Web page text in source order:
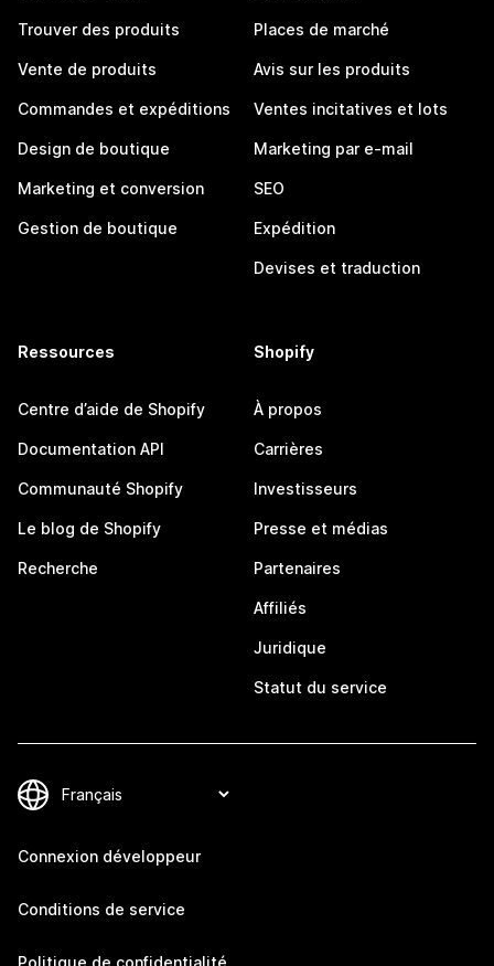
Trouver des produits
Vente de produits
Commandes et expéditions
Design de boutique
Marketing et conversion
Gestion de boutique
Places de marché
Avis sur les produits
Ventes incitatives et lots
Marketing par e-mail
SEO
Expédition
Devises et traduction
Ressources
Centre d’aide de Shopify
Documentation API
Communauté Shopify
Le blog de Shopify
Recherche
Shopify
À propos
Carrières
Investisseurs
Presse et médias
Partenaires
Affiliés
Juridique
Statut du service
Connexion développeur
Conditions de service
Politique de confidentialité